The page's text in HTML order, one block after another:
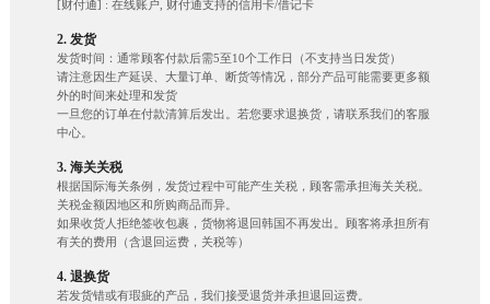
[财付通] : 在线账户, 财付通支持的信用卡/借记卡
2. 发货
发货时间：通常顾客付款后需5至10个工作日（不支持当日发货）
请注意因生产延误、大量订单、断货等情况，部分产品可能需要更多额
外的时间来处理和发货
一旦您的订单在付款清算后发出。若您要求退换货，请联系我们的客服
中心。
3. 海关关税
根据国际海关条例，发货过程中可能产生关税，顾客需承担海关关税。
关税金额因地区和所购商品而异。
如果收货人拒绝签收包裹，货物将退回韩国不再发出。顾客将承担所有
有关的费用（含退回运费，关税等）
4. 退换货
若发货错或有瑕疵的产品，我们接受退货并承担退回运费。